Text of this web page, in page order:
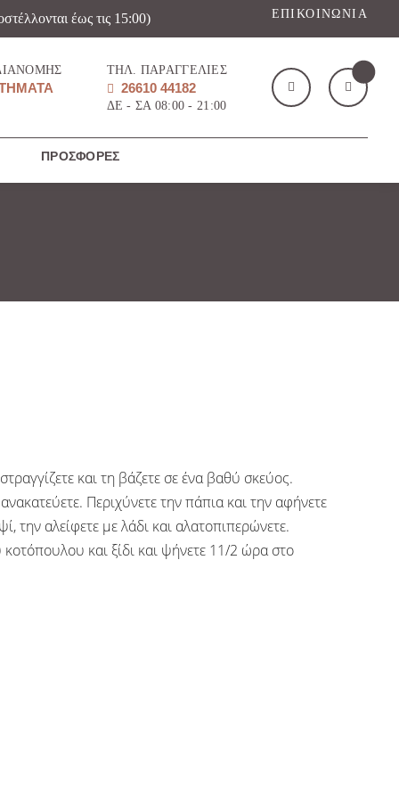
έως τις 15:00) ΕΠΙΚΟΙΝΩΝΊΑ
ΤΗΛ. ΠΑΡΑΓΓΕΛΊΕΣ
26610 44182
ΔΕ - ΣΑ 08:00 - 21:00
Το καλάθι μου
ΠΡΟΣΦΟΡΈΣ
και τη βάζετε σε ένα βαθύ σκεύος.
Περιχύνετε την πάπια και την αφήνετε
την αλείφετε με λάδι και αλατοπιπερώνετε.
και ξίδι και ψήνετε 11/2 ώρα στο